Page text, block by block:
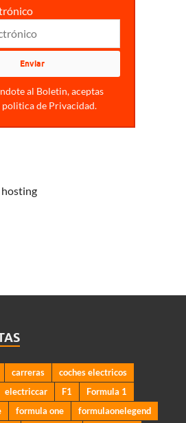
al Boletin, aceptas
politica de Privacidad.
carreras
coches electricos
electriccar F1
Formula 1
formula one
formulaonelegend